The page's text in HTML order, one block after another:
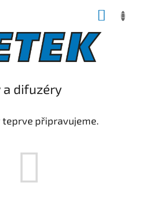
difuzéry
teprve připravujeme.